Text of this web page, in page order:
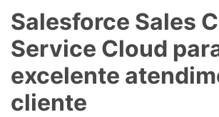
Salesforce Sales
Service Cloud
excelente
cliente